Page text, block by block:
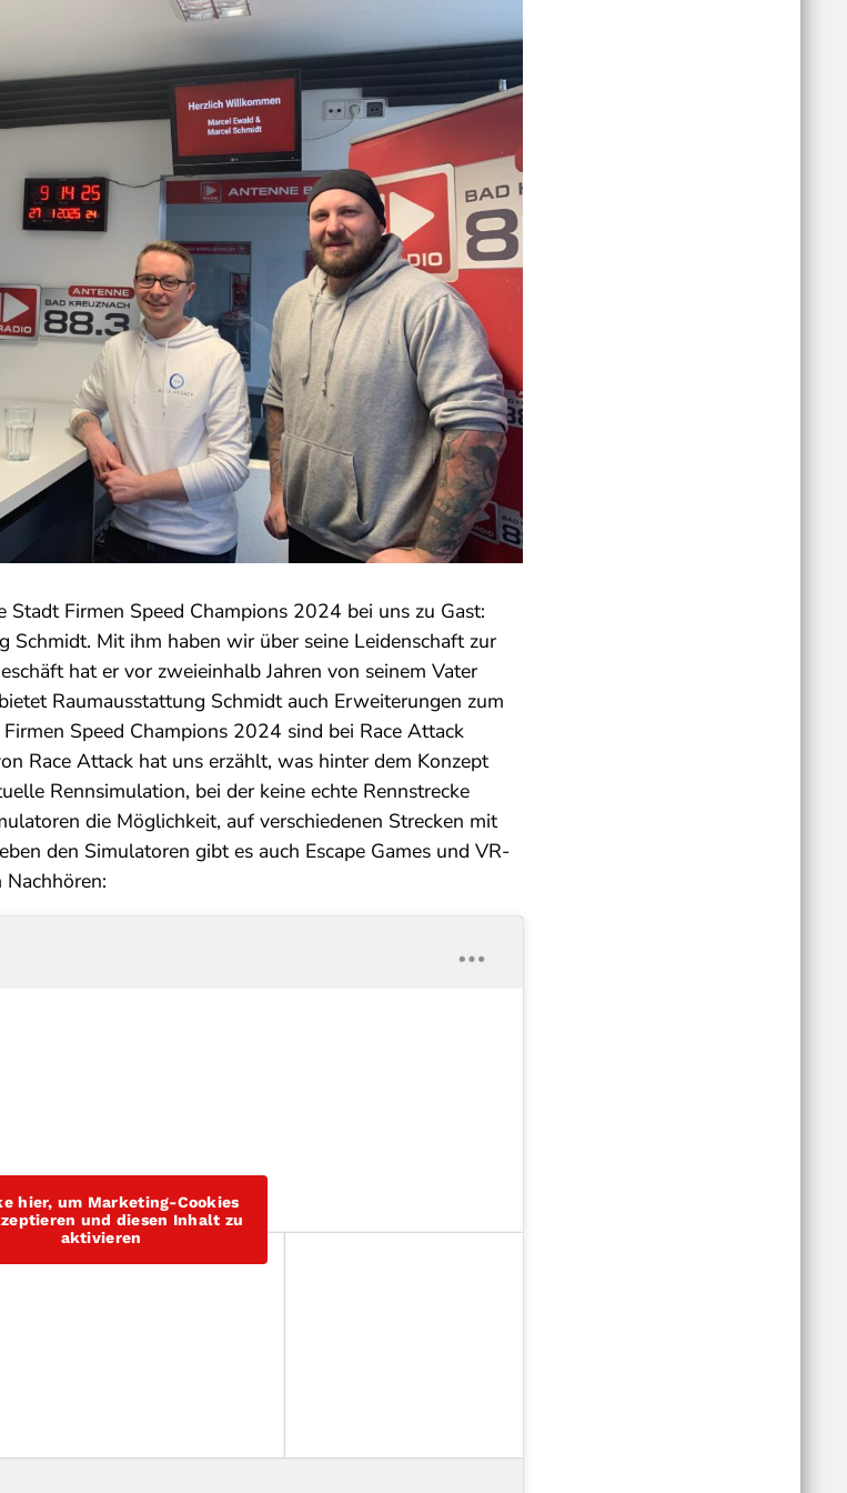
Firmen Speed Champions 2024 bei uns zu Gast:
Schmidt. Mit ihm haben wir über seine Leidenschaft zur
hat er vor zweieinhalb Jahren von seinem Vater
Raumausstattung Schmidt auch Erweiterungen zum
Speed Champions 2024 sind bei Race Attack
Race Attack hat uns erzählt, was hinter dem Konzept
Rennsimulation, bei der keine echte Rennstrecke
die Möglichkeit, auf verschiedenen Strecken mit
den Simulatoren gibt es auch Escape Games und VR-
hier, um Marketing-Cookies
und diesen Inhalt zu
aktivieren